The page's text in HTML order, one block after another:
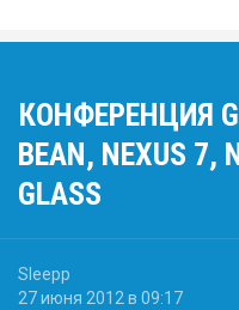
КОНФЕРЕНЦИЯ
BEAN, NEXUS 7,
GLASS
Sleepp
27 июня 2012 в 09:17